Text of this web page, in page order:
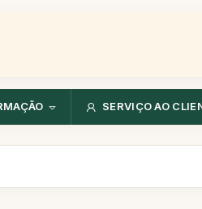
SERVIÇO AO